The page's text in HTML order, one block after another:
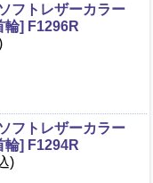
フトレザーカラー
輪] F1296R
フトレザーカラー
輪] F1294R
)